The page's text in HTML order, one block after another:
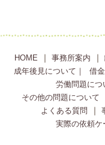
HOME ｜ 事務所案内 ｜
成年後見について｜ 借
労働問題につ
その他の問題について
よくある質問 ｜
実際の依頼ケ